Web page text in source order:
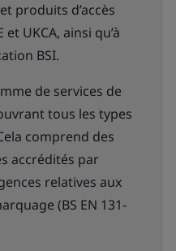
produits d’accès
UKCA, ainsi qu’à
BSI.
de services de
tous les types
comprend des
accrédités par
relatives aux
(BS EN 131-